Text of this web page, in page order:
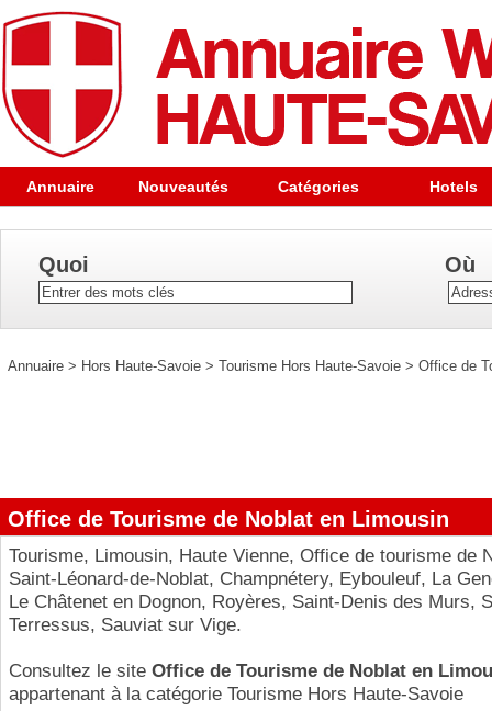
Annuaire Nouveautés Catégories Hotels
Quoi Où
Annuaire > Hors Haute-Savoie > Tourisme Hors Haute-Savoie > Office de
Office de Tourisme de Noblat en Limousin
Tourisme, Limousin, Haute Vienne, Office de tourisme de
Saint-Léonard-de-Noblat, Champnétery, Eybouleuf, La
Le Châtenet en Dognon, Royères, Saint-Denis des Murs,
Terressus, Sauviat sur Vige.
Consultez le site Office de Tourisme de Noblat en
appartenant à la catégorie Tourisme Hors Haute-Savoie